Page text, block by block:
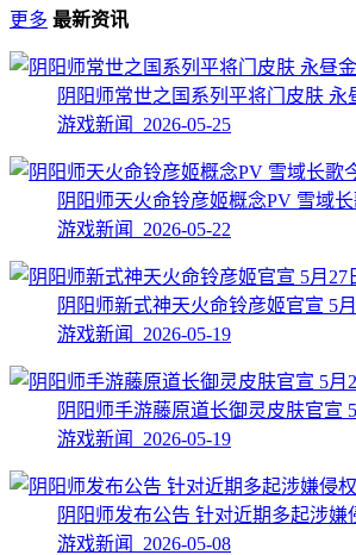
更多 最新资讯
阴阳师常世之国系列平将门皮肤 永
游戏新闻 2026-05-25
阴阳师天火命铃彦姬概念PV 雪域
游戏新闻 2026-05-22
阴阳师新式神天火命铃彦姬官宣 5
游戏新闻 2026-05-19
阴阳师手游藤原道长御灵皮肤官宣
游戏新闻 2026-05-19
阴阳师发布公告 针对近期多起涉嫌
游戏新闻 2026-05-08